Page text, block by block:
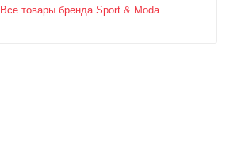
Все товары бренда Sport & Moda